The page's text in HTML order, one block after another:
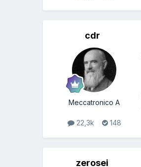
cdr
Meccatronico A
22,3k 148
zerosei